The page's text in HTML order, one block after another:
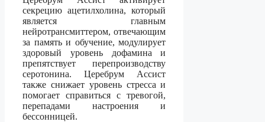
секрецию ацетилхолина, который
является главным
нейротрансмиттером, отвечающим
за память и обучение, модулирует
здоровый уровень дофамина и
препятствует перепроизводству
серотонина. Церебрум Ассист
также снижает уровень стресса и
помогает справиться с тревогой,
перепадами настроения и
бессонницей.